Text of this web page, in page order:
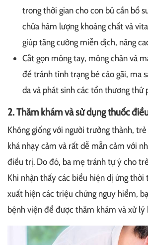
trong thời gian cho con bú cần bổ
chứa hàm lượng khoáng chất và
giúp tăng cường miễn dịch, nâng
Cắt gọn móng tay, móng chân và
để tránh tình trạng bé cào gãi, ma
da và phát sinh các tổn thương thứ
2. Thăm khám và sử dụng thuốc
Không giống với người trưởng thành,
khá nhạy cảm và rất dễ mẫn cảm với
điều trị. Do đó, ba mẹ tránh tự ý cho
Khi nhận thấy các biểu hiện dị ứng
xuất hiện các triệu chứng nguy hiểm,
bệnh viện để được thăm khám và xử lý